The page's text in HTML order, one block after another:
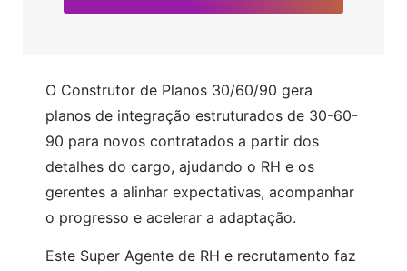
O Construtor de Planos 30/60/90 gera
planos de integração estruturados de 30-60-
90 para novos contratados a partir dos
detalhes do cargo, ajudando o RH e os
gerentes a alinhar expectativas, acompanhar
o progresso e acelerar a adaptação.
Este Super Agente de RH e recrutamento faz